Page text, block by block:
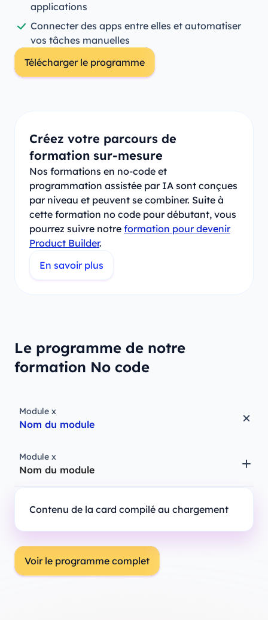
applications
Connecter des apps entre elles et automatiser
vos tâches manuelles
Télécharger le programme
Créez votre parcours de
formation sur-mesure
Nos formations en no-code et
programmation assistée par IA sont conçues
par niveau et peuvent se combiner. Suite à
cette formation no code pour débutant, vous
pourrez suivre notre formation pour devenir
Product Builder.
En savoir plus
Le programme de notre
formation No code
Module x
Nom du module
Module x
Nom du module
Contenu de la card compilé au chargement
Voir le programme complet